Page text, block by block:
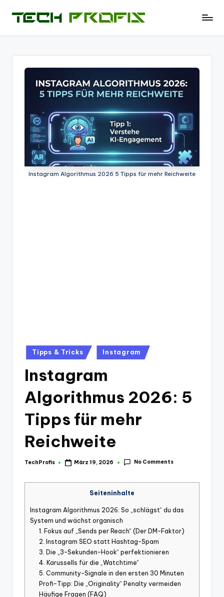
Hardware
Software
Tipps
Test
Instagram Algorithmus 2026 5 Tipps für mehr Reichweite
Posted
in
Tipps & Tricks Instagram
Instagram
Algorithmus 2026: 5
Tipps für mehr
Reichweite
Posted
TechProfis März 19, 2026 No Comments
Seiteninhalte
Instagram Algorithmus 2026: So „schlägst“ du das
System und wächst organisch
1. Fokus auf „Sends per Reach“ (Der DM-Faktor)
2. Instagram SEO statt Hashtag-Spam
3. Die „3-Sekunden-Hook“ perfektionieren
4. Karussells für die „Watchtime“
5. Community-Signale in den ersten 30 Minuten
Profi-Tipp: Die „Originality“ Penalty vermeiden
Häufige Fragen (FAQ)